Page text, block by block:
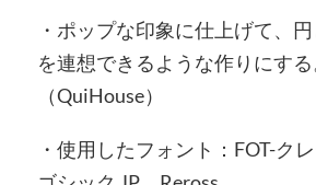
・ポップな印象に仕上げて、
を連想できるような作りにする
（QuiHouse）
・使用したフォント：FOT-ク